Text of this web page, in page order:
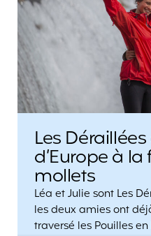
Les
d’Europe à
mollets
Léa et Julie sont Les
les deux amies ont
traversé les Pouilles